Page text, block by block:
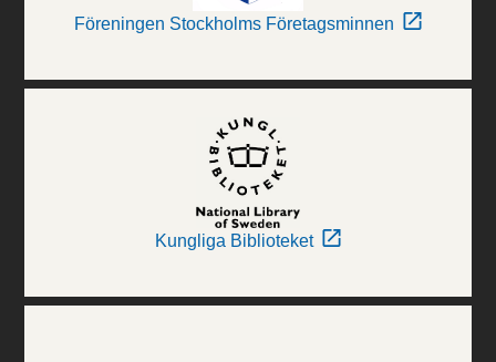
Föreningen Stockholms Företagsminnen
Kungliga Biblioteket